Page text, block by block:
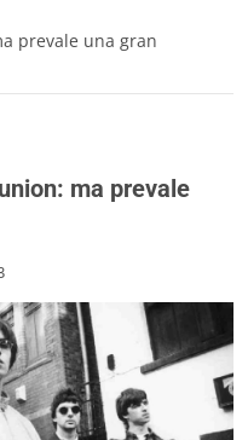
prevale una gran
ma prevale